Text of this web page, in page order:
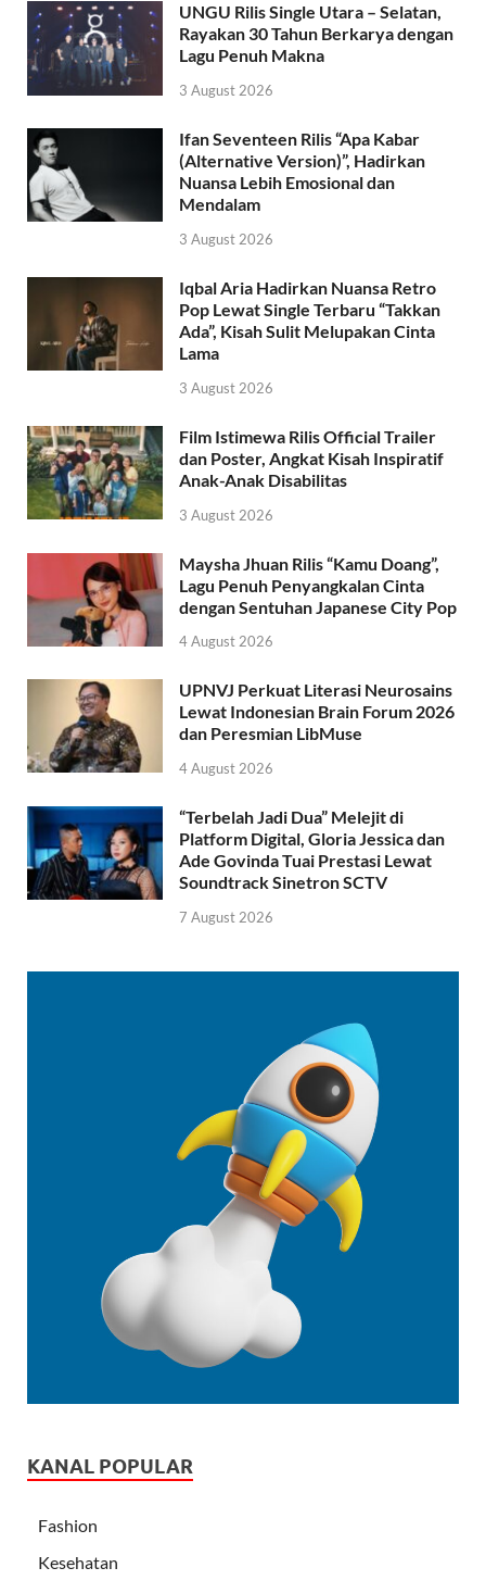
UNGU Rilis Single Utara – Selatan,
Rayakan 30 Tahun Berkarya dengan
Lagu Penuh Makna
3 August 2026
Ifan Seventeen Rilis “Apa Kabar
(Alternative Version)”, Hadirkan
Nuansa Lebih Emosional dan
Mendalam
3 August 2026
Iqbal Aria Hadirkan Nuansa Retro
Pop Lewat Single Terbaru “Takkan
Ada”, Kisah Sulit Melupakan Cinta
Lama
3 August 2026
Film Istimewa Rilis Official Trailer
dan Poster, Angkat Kisah Inspiratif
Anak-Anak Disabilitas
3 August 2026
Maysha Jhuan Rilis “Kamu Doang”,
Lagu Penuh Penyangkalan Cinta
dengan Sentuhan Japanese City Pop
4 August 2026
UPNVJ Perkuat Literasi Neurosains
Lewat Indonesian Brain Forum 2026
dan Peresmian LibMuse
4 August 2026
“Terbelah Jadi Dua” Melejit di
Platform Digital, Gloria Jessica dan
Ade Govinda Tuai Prestasi Lewat
Soundtrack Sinetron SCTV
7 August 2026
KANAL POPULAR
Fashion
Kesehatan